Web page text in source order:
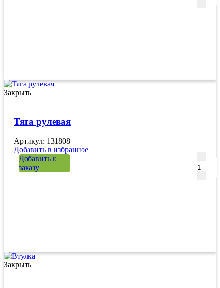
Закрыть
Тяга рулевая
Артикул: 131808
Добавить в избранное
Добавить к
заказу
Закрыть